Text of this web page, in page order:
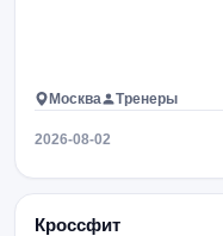
Москва Тренеры
2026-08-02
Кроссфит